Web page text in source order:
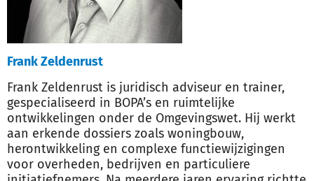
Frank Zeldenrust
Frank Zeldenrust is juridisch adviseur en trainer,
gespecialiseerd in BOPA’s en ruimtelijke
ontwikkelingen onder de Omgevingswet. Hij werkt
aan erkende dossiers zoals woningbouw,
herontwikkeling en complexe functiewijzigingen
voor overheden, bedrijven en particuliere